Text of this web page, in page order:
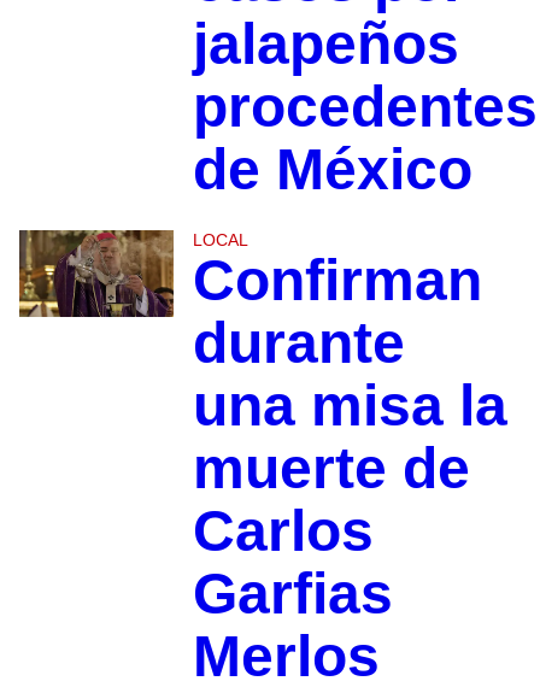
jalapeños
procedentes
de México
LOCAL
Confirman
durante
una misa la
muerte de
Carlos
Garfias
Merlos